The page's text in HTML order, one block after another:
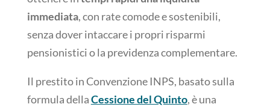
immediata, con rate comode e sostenibili,
senza dover intaccare i propri risparmi
pensionistici o la previdenza complementare.
Il prestito in Convenzione INPS, basato sulla
formula dellaCessione del Quinto, è una